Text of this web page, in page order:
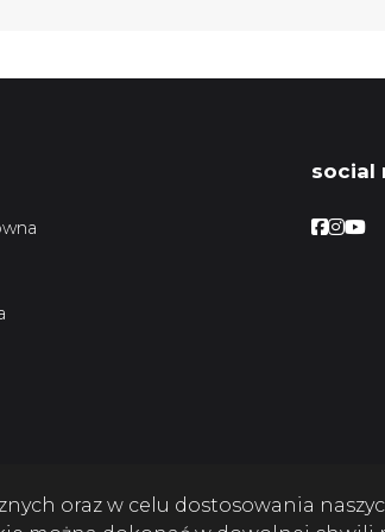
social
oraz w celu dostosowania